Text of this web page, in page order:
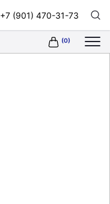
+7 (901) 470-31-73